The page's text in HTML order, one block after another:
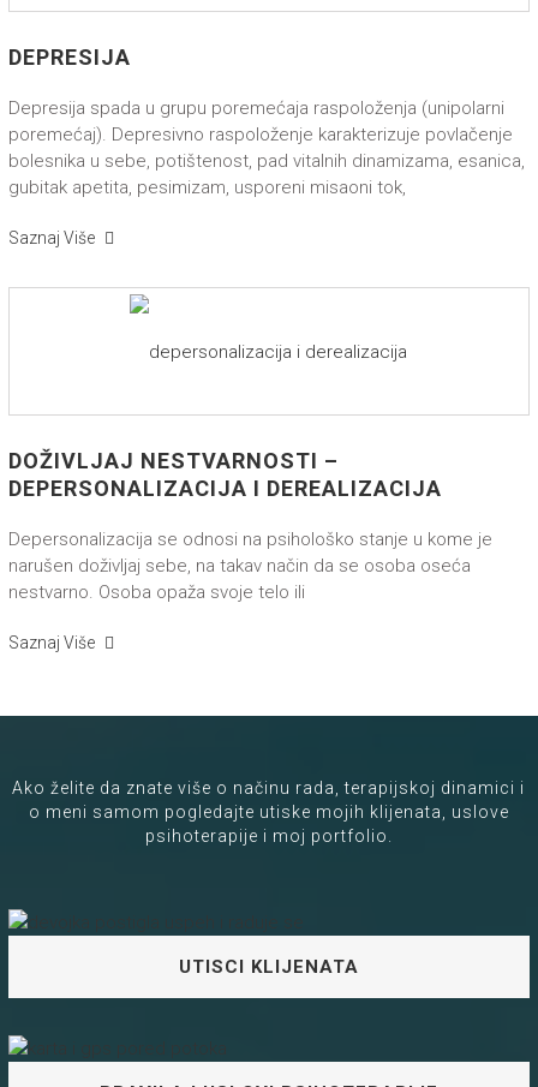
DEPRESIJA
Depresija spada u grupu poremećaja raspoloženja (unipolarni
poremećaj). Depresivno raspoloženje karakterizuje povlačenje
bolesnika u sebe, potištenost, pad vitalnih dinamizama, esanica,
gubitak apetita, pesimizam, usporeni misaoni tok,
Saznaj Više
DOŽIVLJAJ NESTVARNOSTI –
DEPERSONALIZACIJA I DEREALIZACIJA
Depersonalizacija se odnosi na psihološko stanje u kome je
narušen doživljaj sebe, na takav način da se osoba oseća
nestvarno. Osoba opaža svoje telo ili
Saznaj Više
Ako želite da znate više o načinu rada, terapijskoj dinamici i
o meni samom pogledajte utiske mojih klijenata, uslove
psihoterapije i moj portfolio.
UTISCI KLIJENATA